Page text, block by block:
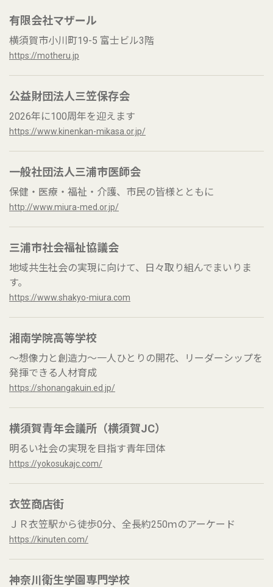
有限会社マザール
横須賀市小川町19-5 富士ビル3階
https://motheru.jp
公益財団法人三笠保存会
2026年に100周年を迎えます
https://www.kinenkan-mikasa.or.jp/
一般社団法人三浦市医師会
保健・医療・福祉・介護、市民の皆様とともに
http://www.miura-med.or.jp/
三浦市社会福祉協議会
地域共生社会の実現に向けて、日々取り組んでまいりま
す。
https://www.shakyo-miura.com
湘南学院高等学校
～想像力と創造力～一人ひとりの開花、リーダーシップを
発揮できる人材育成
https://shonangakuin.ed.jp/
横須賀青年会議所（横須賀JC）
明るい社会の実現を目指す青年団体
https://yokosukajc.com/
衣笠商店街
ＪＲ衣笠駅から徒歩0分、全長約250ｍのアーケード
https://kinuten.com/
神奈川衛生学園専門学校